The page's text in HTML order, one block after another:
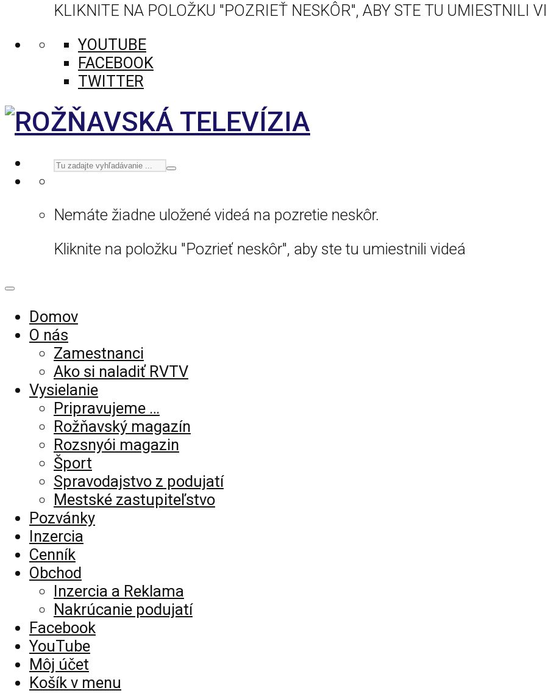
KLIKNITE NA POLOŽKU "POZRIEŤ NESKÔR", ABY STE TU UMIESTNILI
YOUTUBE
FACEBOOK
TWITTER
Nemáte žiadne uložené videá na pozretie neskôr.
Kliknite na položku "Pozrieť neskôr", aby ste tu umiestnili videá
Domov
O nás
Zamestnanci
Ako si naladiť RVTV
Vysielanie
Pripravujeme …
Rožňavský magazín
Rozsnyói magazin
Šport
Spravodajstvo z podujatí
Mestské zastupiteľstvo
Pozvánky
Inzercia
Cenník
Obchod
Inzercia a Reklama
Nakrúcanie podujatí
Facebook
YouTube
Môj účet
Košík v menu